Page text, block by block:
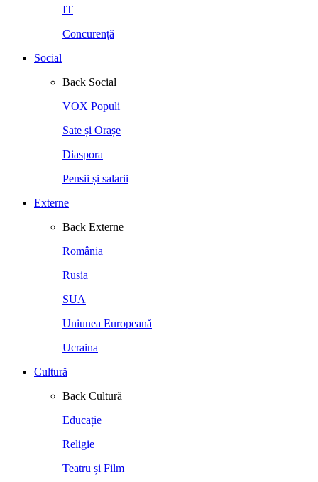
IT
Concurență
Social
Back Social
VOX Populi
Sate și Orașe
Diaspora
Pensii și salarii
Externe
Back Externe
România
Rusia
SUA
Uniunea Europeană
Ucraina
Cultură
Back Cultură
Educație
Religie
Teatru și Film